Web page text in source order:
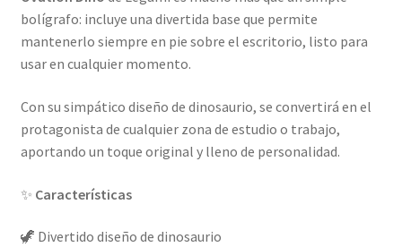
bolígrafo: incluye una divertida base que permite
mantenerlo siempre en pie sobre el escritorio, listo para
usar en cualquier momento.
Con su simpático diseño de dinosaurio, se convertirá en el
protagonista de cualquier zona de estudio o trabajo,
aportando un toque original y lleno de personalidad.
✨ Características
🦖 Divertido diseño de dinosaurio